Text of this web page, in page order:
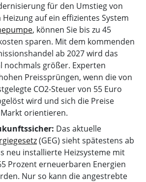
für den Umstieg von
auf ein effizientes System
, können Sie bis zu 45
sparen. Mit dem kommenden
ab 2027 wird das
nochmals größer. Experten
Preissprüngen, wenn die von
CO2-Steuer von 55 Euro
wird und sich die Preise
orientieren.
Das aktuelle
(GEG) sieht spätestens ab
neu installierte Heizsysteme mit
Prozent erneuerbaren Energien
Nur so kann die angestrebte